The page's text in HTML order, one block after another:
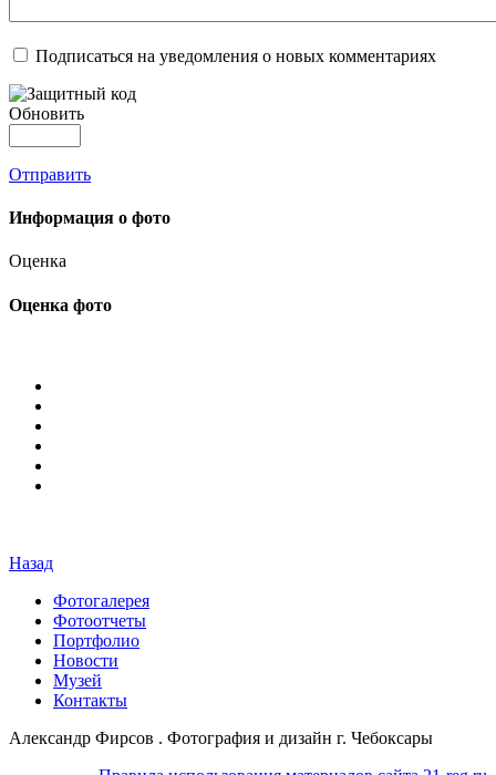
Подписаться на уведомления о новых комментариях
Обновить
Отправить
Информация о фото
Оценка
Оценка фото
Назад
Фотогалерея
Фотоотчеты
Портфолио
Новости
Музей
Контакты
Александр Фирсов . Фотография и дизайн г. Чебоксары